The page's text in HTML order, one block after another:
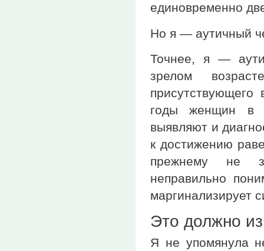
единовременно
Но я — аутичный
Точнее, я —
зрелом
присутствующего
годы женщин в
выявляют и
к достижению
прежнему не
неправильно
маргинализирует
Это должно
Я не упомянула